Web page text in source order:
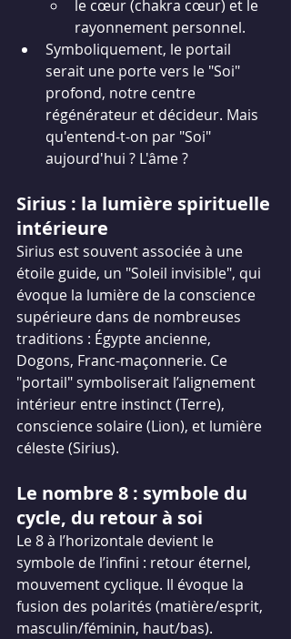
le cœur (chakra cœur) et le
rayonnement personnel.
Symboliquement, le portail
serait une porte vers le "Soi"
profond, notre centre
régénérateur et décideur. Mais
qu'entend-t-on par "Soi"
aujourd'hui ? L'âme ?
Sirius : la lumière spirituelle
intérieure
Sirius est souvent associée à une
étoile guide, un "Soleil invisible", qui
évoque la lumière de la conscience
supérieure dans de nombreuses
traditions : Égypte ancienne,
Dogons, Franc-maçonnerie. Ce
"portail" symboliserait l’alignement
intérieur entre instinct (Terre),
conscience solaire (Lion), et lumière
céleste (Sirius).
Le nombre 8 : symbole du
cycle, du retour à soi
Le 8 à l’horizontale devient le
symbole de l’infini : retour éternel,
mouvement cyclique. Il évoque la
fusion des polarités (matière/esprit,
masculin/féminin, haut/bas).